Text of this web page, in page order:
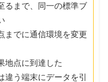
るまで、同一の標準ブ
までに通信環境を変更
地点に到達した
違う端末にデータを引